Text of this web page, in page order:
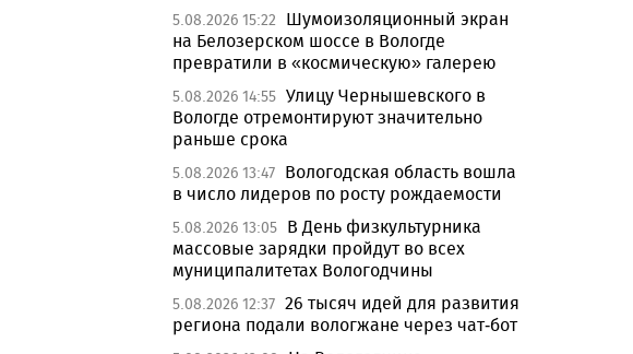
5.08.2026 15:22
Шумоизоляционный экран
на Белозерском шоссе в Вологде
превратили в «космическую» галерею
5.08.2026 14:55 Улицу Чернышевского в
Вологде отремонтируют значительно
раньше срока
5.08.2026 13:47 Вологодская область вошла
в число лидеров по росту рождаемости
5.08.2026 13:05 В День физкультурника
массовые зарядки пройдут во всех
муниципалитетах Вологодчины
5.08.2026 12:37 26 тысяч идей для развития
региона подали вологжане через чат-бот